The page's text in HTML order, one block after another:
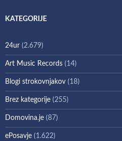
KATEGORIJE
24ur (2.679)
Art Music Records (14)
Blogi strokovnjakov (18)
Brez kategorije (255)
Domovina.je (87)
ePosavje (1.622)